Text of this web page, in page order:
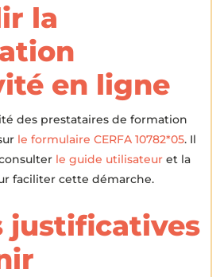
la
en ligne
des prestataires de formation
le formulaire CERFA 10782*05. Il
le guide utilisateur et la
faciliter cette démarche.
justificatives